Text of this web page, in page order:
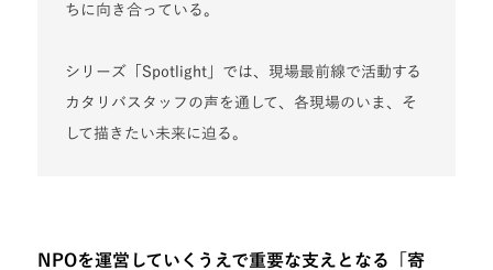
ちに向き合っている。
シリーズ「Spotlight」では、現場最前線で活動する
カタリバスタッフの声を通して、各現場のいま、そ
して描きたい未来に迫る。
NPOを運営していくうえで重要な支えとなる「寄